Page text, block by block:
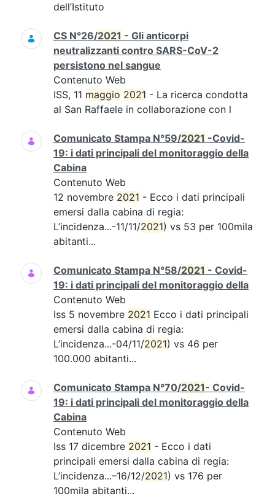
dell’Istituto
CS N°26/2021 - Gli anticorpi
neutralizzanti contro SARS-CoV-2
persistono nel sangue
Contenuto Web
ISS, 11 maggio 2021 - La ricerca condotta
al San Raffaele in collaborazione con l
Comunicato Stampa N°59/2021 -Covid-
19: i dati principali del monitoraggio della
Cabina
Contenuto Web
12 novembre 2021 - Ecco i dati principali
emersi dalla cabina di regia:
L’incidenza...-11/11/2021) vs 53 per 100mila
abitanti...
Comunicato Stampa N°58/2021 - Covid-
19: i dati principali del monitoraggio della
Contenuto Web
Iss 5 novembre 2021 Ecco i dati principali
emersi dalla cabina di regia:
L’incidenza...-04/11/2021) vs 46 per
100.000 abitanti...
Comunicato Stampa N°70/2021- Covid-
19: i dati principali del monitoraggio della
Cabina
Contenuto Web
Iss 17 dicembre 2021 - Ecco i dati
principali emersi dalla cabina di regia:
L’incidenza...–16/12/2021) vs 176 per
100mila abitanti...